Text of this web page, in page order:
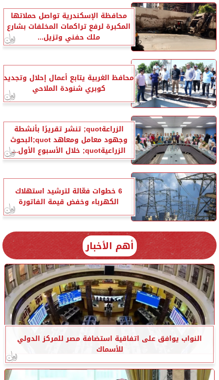
محافظة الإسكندرية تواصل حملاتها
المكبرة لرفع تراكمات المخلفات بشارع
ملك حفني وتزيل...
محافظ الغربية يتابع أعمال إحلال وتجديد
كوبري شنودة الملاحي
الزراعةquot; تنشر تقريرًا بأنشطة
وجهود معامل ومعاهد quot;البحوث
الزراعيةquot; خلال الأسبوع الأول...
6 خطوات فعّالة لترشيد استهلاك
الكهرباء وخفض قيمة الفاتورة
أهم الأخبار
النواب يوافق على اتفاقية استضافة مصر للمركز الدولي
للأسماك